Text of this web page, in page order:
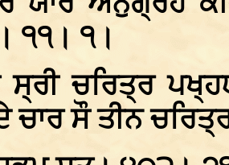
੧੧। ੧।
ਸ੍ਰੀ ਚਰਿਤ੍ਰ
ਚਾਰ ਸੌ ਤੀਨ